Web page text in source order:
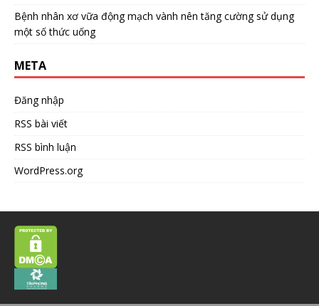
Bệnh nhân xơ vữa động mạch vành nên tăng cường sử dụng
một số thức uống
META
Đăng nhập
RSS bài viết
RSS bình luận
WordPress.org